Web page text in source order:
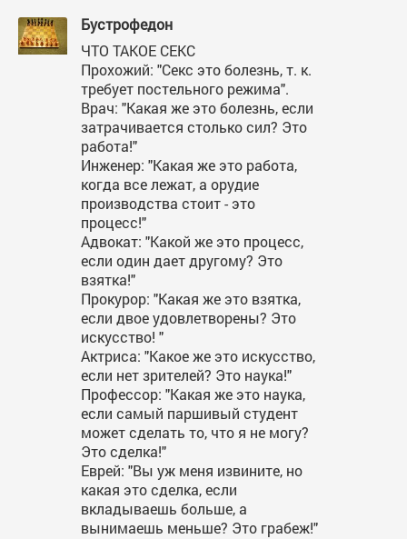
Бустрофедон
ЧТО ТАКОЕ СЕКС
Прохожий: "Секс это болезнь, т. к.
требует постельного режима".
Врач: "Какая же это болезнь, если
затрачивается столько сил? Это
работа!"
Инженер: "Какая же это работа,
когда все лежат, а орудие
производства стоит - это
процесс!"
Адвокат: "Какой же это процесс,
если один дает другому? Это
взятка!"
Прокурор: "Какая же это взятка,
если двое удовлетворены? Это
искусство! "
Актриса: "Какое же это искусство,
если нет зрителей? Это наука!"
Профессор: "Какая же это наука,
если самый паршивый студент
может сделать то, что я не могу?
Это сделка!"
Еврей: "Вы уж меня извините, но
какая это сделка, если
вкладываешь больше, а
вынимаешь меньше? Это грабеж!"